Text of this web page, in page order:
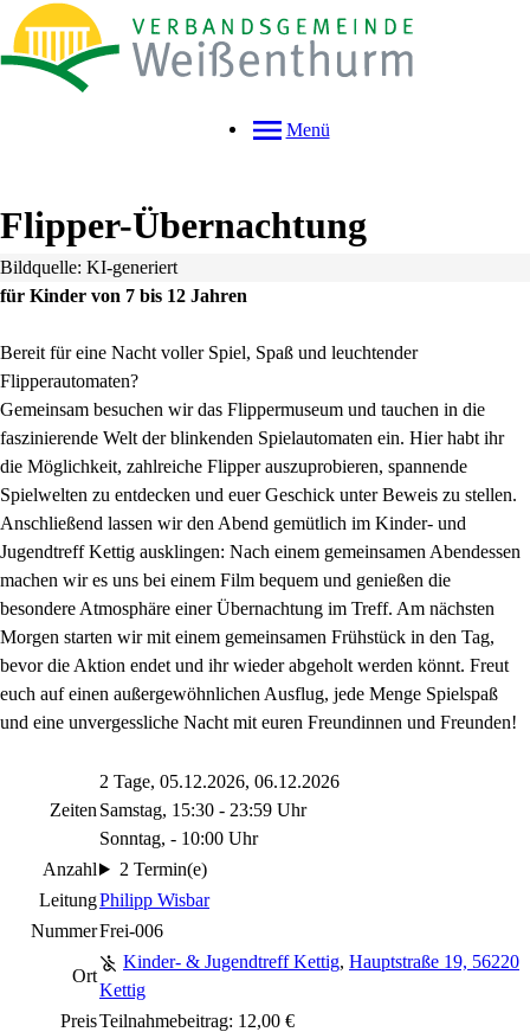
Menü
Flipper-Übernachtung
Bildquelle: KI-generiert
für Kinder von 7 bis 12 Jahren
Bereit für eine Nacht voller Spiel, Spaß und leuchtender
Flipperautomaten?
Gemeinsam besuchen wir das Flippermuseum und tauchen in die
faszinierende Welt der blinkenden Spielautomaten ein. Hier habt ihr
die Möglichkeit, zahlreiche Flipper auszuprobieren, spannende
Spielwelten zu entdecken und euer Geschick unter Beweis zu stellen.
Anschließend lassen wir den Abend gemütlich im Kinder- und
Jugendtreff Kettig ausklingen: Nach einem gemeinsamen Abendessen
machen wir es uns bei einem Film bequem und genießen die
besondere Atmosphäre einer Übernachtung im Treff. Am nächsten
Morgen starten wir mit einem gemeinsamen Frühstück in den Tag,
bevor die Aktion endet und ihr wieder abgeholt werden könnt. Freut
euch auf einen außergewöhnlichen Ausflug, jede Menge Spielspaß
und eine unvergessliche Nacht mit euren Freundinnen und Freunden!
Zeiten
2 Tage, 05.12.2026, 06.12.2026
Samstag, 15:30 - 23:59 Uhr
Sonntag, - 10:00 Uhr
Anzahl
2 Termin(e)
LeitungPhilipp Wisbar
NummerFrei-006
Ort
Kinder- & Jugendtreff Kettig, Hauptstraße 19, 56220
Kettig
PreisTeilnahmebeitrag: 12,00 €